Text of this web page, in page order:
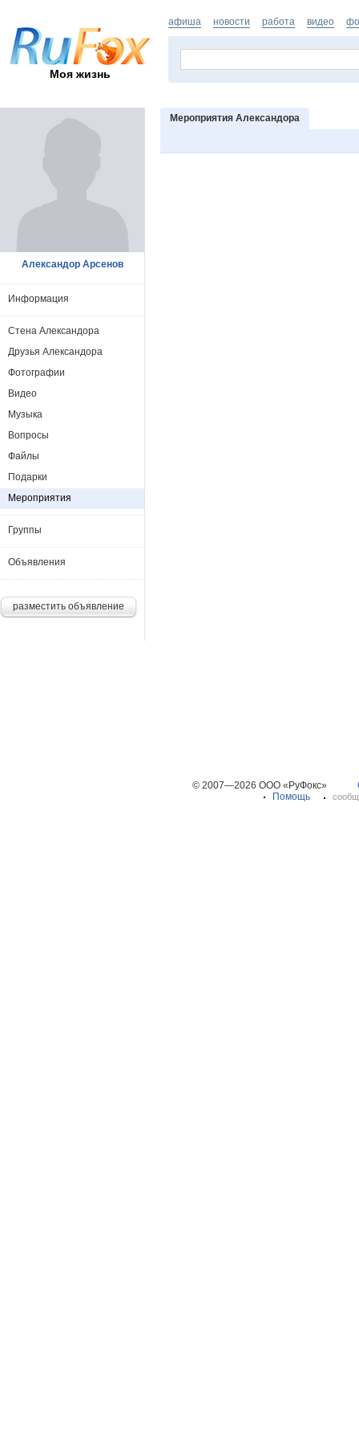
Моя жизнь
афиша новости работа видео
Мероприятия Александора
Александор Арсенов
Информация
Стена Александора
Друзья Александора
Фотографии
Видео
Музыка
Вопросы
Файлы
Подарки
Мероприятия
Группы
Объявления
разместить объявление
© 2007—2026 ООО «РуФокс»
Помощь